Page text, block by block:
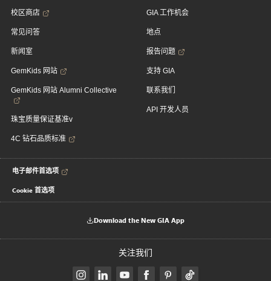
校区商店
常见问答
新闻室
GemKids 网站
GemKids 网站 Alumni Collective
珠宝质量保证基准v
4C 钻石品质标准
GIA 工作机会
地点
报告问题
支持 GIA
联系我们
API 开发人员
电子邮件首选项
Cookie 首选项
Download the New GIA App
关注我们